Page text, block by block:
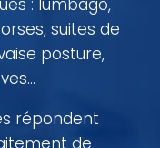
: lumbago,
suites de
posture,
répondent
de